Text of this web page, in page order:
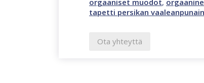
orgaaniset muodot,
tapetti persikan
Ota yhteyttä